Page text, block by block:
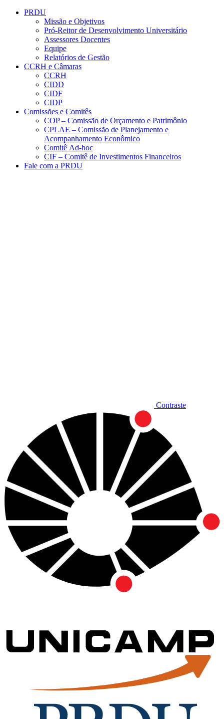
Conteúdo principal
PRDU
Missão e Objetivos
Pró-Reitor de Desenvolvimento Universitário
Assessores Docentes
Equipe
Relatórios de Gestão
CCRH e Câmaras
CCRH
CIDD
CIDF
CIDP
Comissões e Comitês
COP – Comissão de Orçamento e Patrimônio
CPLAE – Comissão de Planejamento e
Acompanhamento Econômico
Comitê Ad-hoc
CIF – Comitê de Investimentos Financeiros
Fale com a PRDU
Contraste